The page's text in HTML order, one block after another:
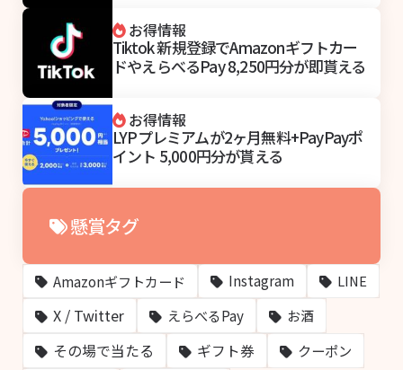
お得情報
Tiktok 新規登録でAmazonギフトカー
ドやえらべるPay 8,250円分が即貰える
お得情報
LYPプレミアムが2ヶ月無料+PayPayポ
イント 5,000円分が貰える
懸賞タグ
Amazonギフトカード Instagram LINE
X / Twitter えらべるPay お酒
その場で当たる ギフト券
クーポン